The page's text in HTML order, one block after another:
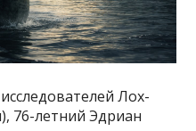
Лох-
76-летний Эдриан